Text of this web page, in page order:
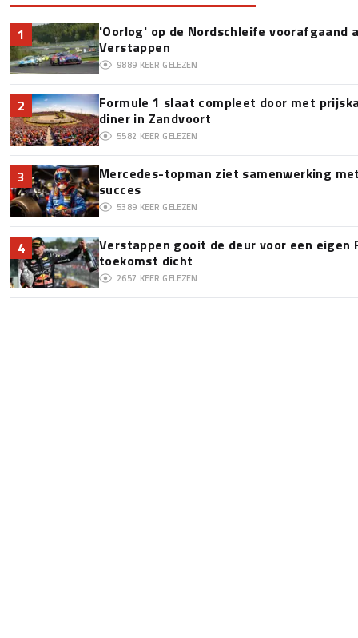
1
'Oorlog' op de Nordschleife voorafgaand
Verstappen
9889 KEER GELEZEN
2
Formule 1 slaat compleet door met
diner in Zandvoort
5582 KEER GELEZEN
3
Mercedes-topman ziet samenwerking
succes
5389 KEER GELEZEN
4
Verstappen gooit de deur voor een eigen
toekomst dicht
2657 KEER GELEZEN